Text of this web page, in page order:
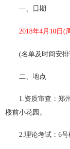
一、日期
2018年4月10日(
(名单及时间安
二、地点
1.资质审查：郑
楼前小花园。
2.理论考试：6